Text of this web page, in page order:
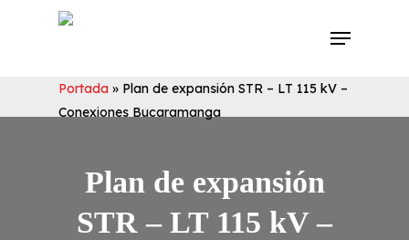
Menu
Portada » Plan de expansión STR – LT 115 kV –
Conexiones Bucaramanga
Plan de expansión
STR – LT 115 kV –